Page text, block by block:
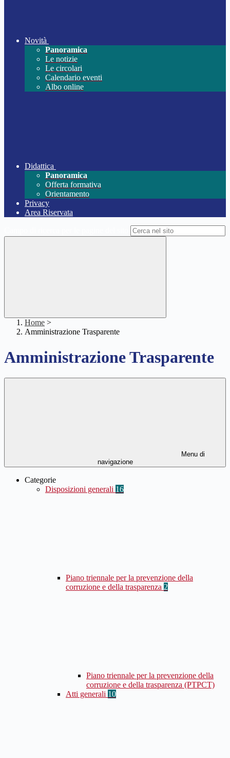
Novità
Panoramica
Le notizie
Le circolari
Calendario eventi
Albo online
Didattica
Panoramica
Offerta formativa
Orientamento
Privacy
Area Riservata
Home >
Amministrazione Trasparente
Amministrazione Trasparente
Menu di
navigazione
Categorie
Disposizioni generali 16
Piano triennale per la prevenzione della
corruzione e della trasparenza 2
Piano triennale per la prevenzione della
corruzione e della trasparenza (PTPCT)
Atti generali 10